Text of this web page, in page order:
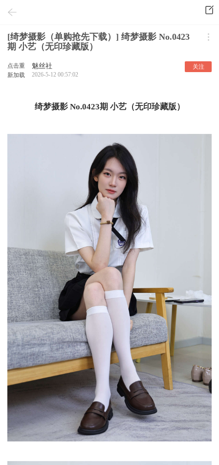
[绮梦摄影（单购抢先下载）] 绮梦摄影 No.0423
期 小艺（无印珍藏版）
点击重
新加载
魅丝社
2026-5-12 00:57:02
关注
绮梦摄影 No.0423期 小艺（无印珍藏版）